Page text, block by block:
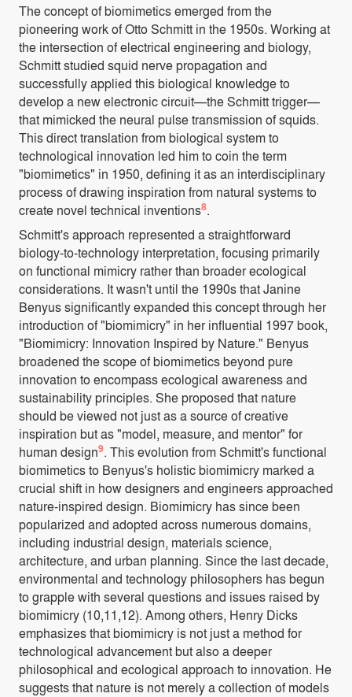
The concept of biomimetics emerged from the
pioneering work of Otto Schmitt in the 1950s. Working at
the intersection of electrical engineering and biology,
Schmitt studied squid nerve propagation and
successfully applied this biological knowledge to
develop a new electronic circuit—the Schmitt trigger—
that mimicked the neural pulse transmission of squids.
This direct translation from biological system to
technological innovation led him to coin the term
"biomimetics" in 1950, defining it as an interdisciplinary
process of drawing inspiration from natural systems to
create novel technical inventions8.
Schmitt's approach represented a straightforward
biology-to-technology interpretation, focusing primarily
on functional mimicry rather than broader ecological
considerations. It wasn't until the 1990s that Janine
Benyus significantly expanded this concept through her
introduction of "biomimicry" in her influential 1997 book,
"Biomimicry: Innovation Inspired by Nature." Benyus
broadened the scope of biomimetics beyond pure
innovation to encompass ecological awareness and
sustainability principles. She proposed that nature
should be viewed not just as a source of creative
inspiration but as "model, measure, and mentor" for
human design9. This evolution from Schmitt's functional
biomimetics to Benyus's holistic biomimicry marked a
crucial shift in how designers and engineers approached
nature-inspired design. Biomimicry has since been
popularized and adopted across numerous domains,
including industrial design, materials science,
architecture, and urban planning. Since the last decade,
environmental and technology philosophers has begun
to grapple with several questions and issues raised by
biomimicry (10,11,12). Among others, Henry Dicks
emphasizes that biomimicry is not just a method for
technological advancement but also a deeper
philosophical and ecological approach to innovation. He
suggests that nature is not merely a collection of models